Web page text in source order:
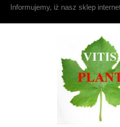
Contacteaza-ne
Informujemy, iż nasz sklep